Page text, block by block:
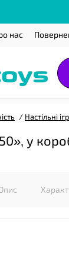
нас
Настільні
у